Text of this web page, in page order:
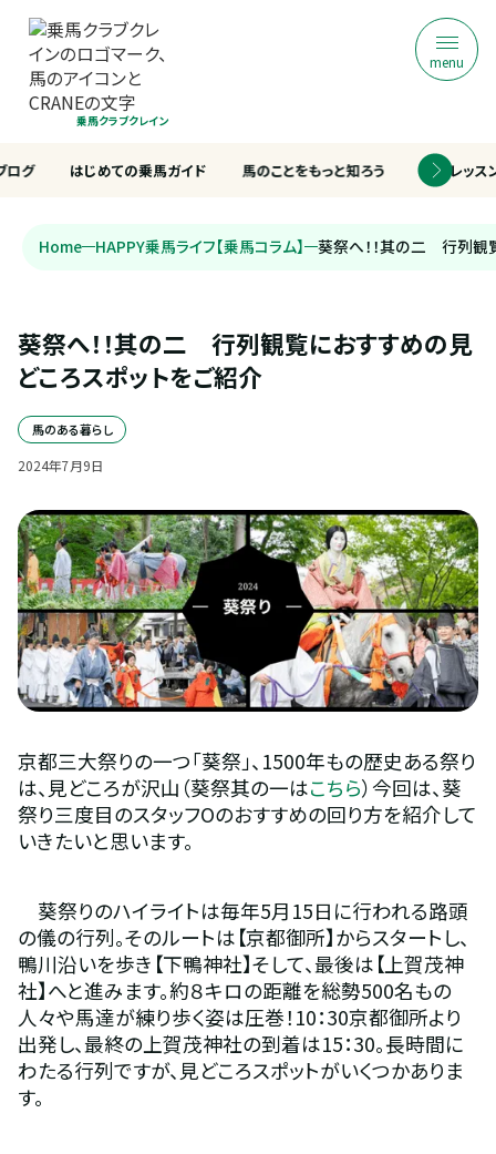
乗馬クラブクレイン
menu
はじめての乗馬ガイド 馬のことをもっと知ろう 乗馬レッス
ログ
Home HAPPY乗馬ライフ【乗馬コラム】 葵祭へ！！其の二 行列観
葵祭へ！！其の二　行列観覧におすすめの見
どころスポットをご紹介
馬のある暮らし
2024年7月9日
京都三大祭りの一つ「葵祭」、1500年もの歴史ある祭り
は、見どころが沢山（葵祭其の一はこちら）今回は、葵
祭り三度目のスタッフОのおすすめの回り方を紹介して
いきたいと思います。
葵祭りのハイライトは毎年5月15日に行われる路頭
の儀の行列。そのルートは【京都御所】からスタートし、
鴨川沿いを歩き【下鴨神社】そして、最後は【上賀茂神
社】へと進みます。約８キロの距離を総勢500名もの
人々や馬達が練り歩く姿は圧巻！10：30京都御所より
出発し、最終の上賀茂神社の到着は15：30。長時間に
わたる行列ですが、見どころスポットがいくつかありま
す。